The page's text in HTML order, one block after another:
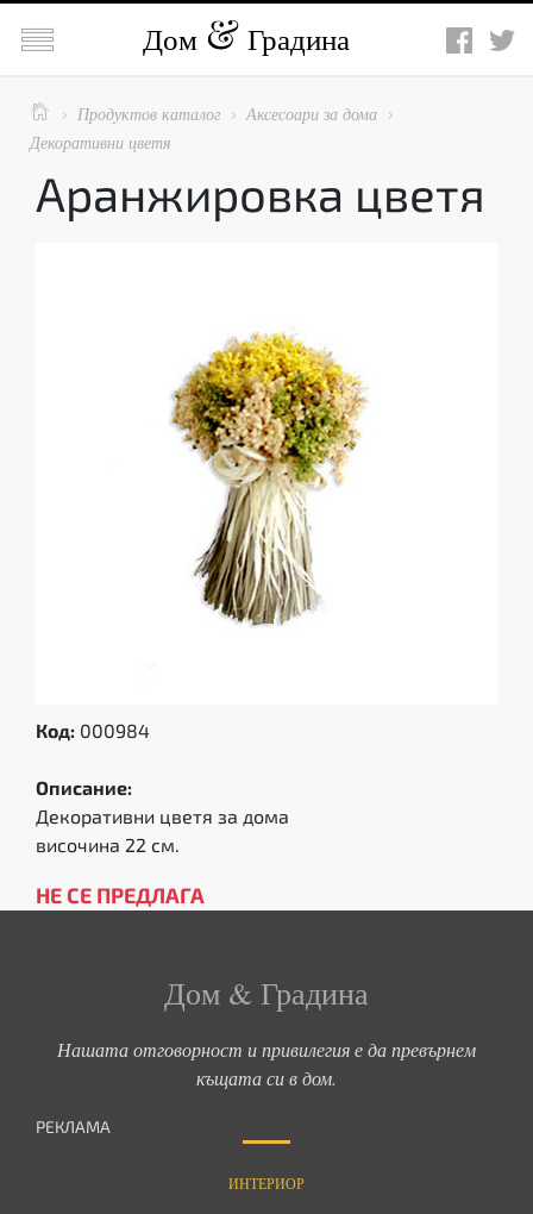
 Дом Градина
  Продуктов каталог  Аксесоари за дома 
Декоративни цветя
Аранжировка цветя
Код: 000984
Описание:
Декоративни цветя за дома
височина 22 см.
НЕ СЕ ПРЕДЛАГА
Дом & Градина
Нашата отговорност и привилегия е да превърнем
къщата си в дом.
РЕКЛАМА
ИНТЕРИОР